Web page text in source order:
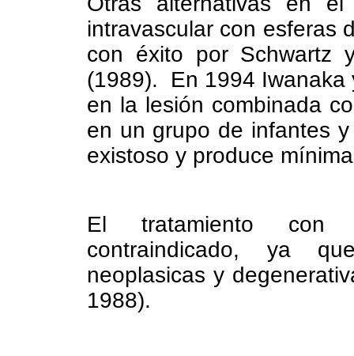
intravascular con esferas
con éxito por Schwartz
(1989). En 1994
en la lesión combinada
en un grupo de infantes
existoso y produce
El tratamiento con
contraindicado, ya
neoplasicas y
1988).